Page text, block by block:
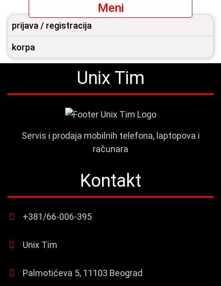
Meni
prijava / registracija
korpa
Unix Tim
Servis i prodaja mobilnih telefona, laptopova i
računara
Kontakt
+381/66-006-395
Unix Tim
Palmotićeva 5, 11103 Beograd